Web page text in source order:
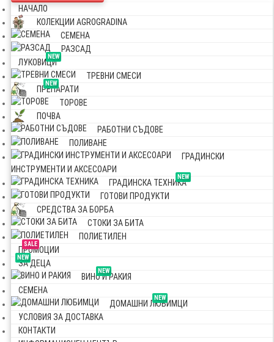
НАЧАЛО
КОЛЕКЦИИ AGROGRADINA
СЕМЕНА
РАЗСАД
NEW
ЛУКОВИЦИ
ТРЕВНИ СМЕСИ
NEW
ПРЕПАРАТИ
ТОРОВЕ
ПОЧВА
РАБОТНИ СЪДОВЕ
ПОЛИВАНЕ
ГРАДИНСКИ
ИНСТРУМЕНТИ И АКСЕСОАРИ
NEW
ГРАДИНСКА ТЕХНИКА
ГОТОВИ ПРОДУКТИ
СРЕДСТВА ЗА БОРБА
СТОКИ ЗА БИТА
ПОЛИЕТИЛЕН
SALE
ПРОМОЦИИ
NEW
ЗА ДЕЦА
NEW
ВИНО И РАКИЯ
СЕМЕНА
NEW
ДОМАШНИ ЛЮБИМЦИ
УСЛОВИЯ ЗА ДОСТАВКА
КОНТАКТИ